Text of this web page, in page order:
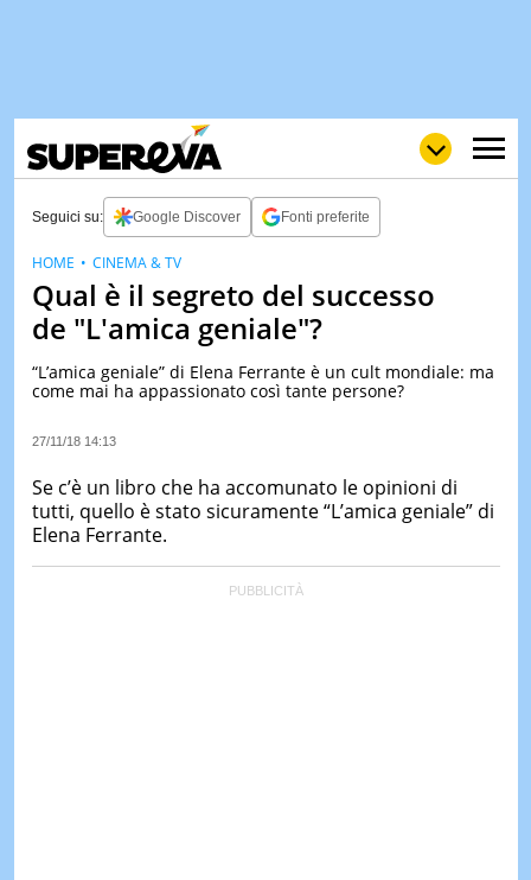
LOLGULP
VIDEO
QUIZ
TEST
Seguici su: Google Discover Fonti preferite
Qual è il segreto del successo
de "L'amica geniale"?
“L’amica geniale” di Elena Ferrante è un cult mondiale: ma
come mai ha appassionato così tante persone?
27/11/18 14:13
HOME CINEMA & TV
Se c’è un libro che ha accomunato le opinioni di
tutti, quello è stato sicuramente “L’amica geniale” di
Elena Ferrante.